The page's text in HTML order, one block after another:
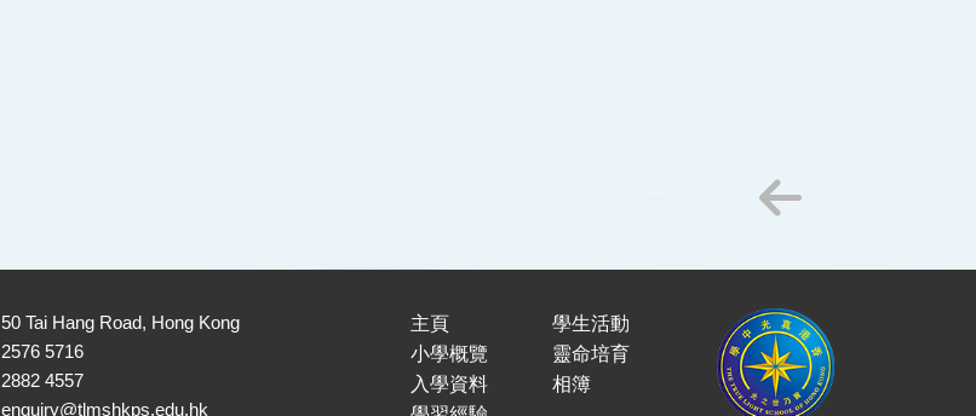
50 Tai Hang Road, Hong Kong
2576 5716
2882 4557
enquiry@tlmshkps.edu.hk
主頁
小學概覽
入學資料
學生活動
靈命培育
相簿